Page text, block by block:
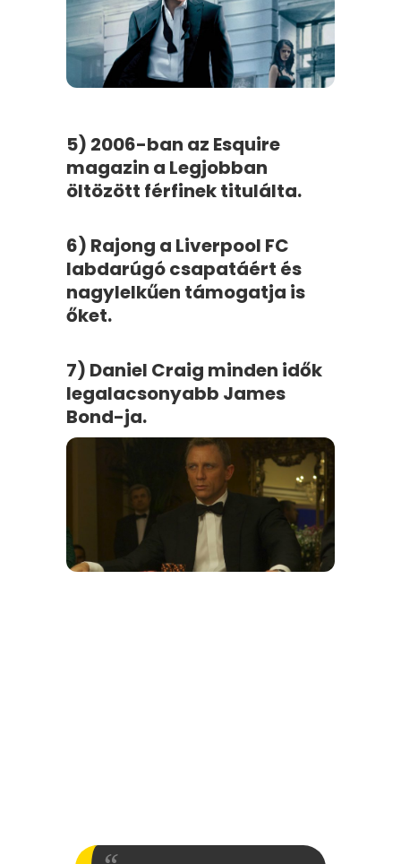
5) 2006-ban az Esquire
magazin a Legjobban
öltözött férfinek titulálta.
6) Rajong a Liverpool FC
labdarúgó csapatáért és
nagylelkűen támogatja is
őket.
7) Daniel Craig minden idők
legalacsonyabb James
Bond-ja.